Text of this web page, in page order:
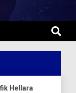
Hellara